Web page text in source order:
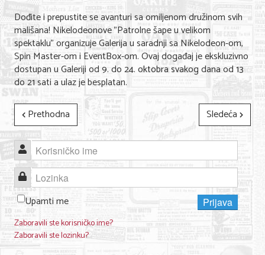
Dođite i prepustite se avanturi sa omiljenom družinom svih
mališana! Nikelodeonove "Patrolne šape u velikom
spektaklu" organizuje Galerija u saradnji sa Nikelodeon-om,
Spin Master-om i EventBox-om. Ovaj događaj je ekskluzivno
dostupan u Galeriji od 9. do 24. oktobra svakog dana od 13
do 21 sati a ulaz je besplatan.
Prethodna
Sledeća
Korisničko ime
Lozinka
Upamti me
Prijava
Zaboravili ste korisničko ime?
Zaboravili ste lozinku?